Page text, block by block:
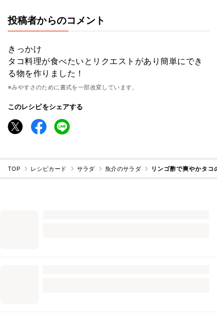
投稿者からのコメント
きっかけ
タコ料理が食べたいとリクエストがあり簡単にでき
る物を作りました！
※みやすさのために書式を一部改変しています。
このレシピをシェアする
TOP レシピカード サラダ 魚介のサラダ リンゴ酢で爽やかタ